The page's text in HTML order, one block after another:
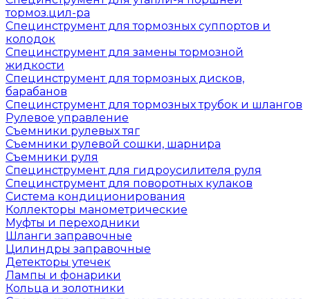
тормоз.цил-ра
Специнструмент для тормозных суппортов и
колодок
Специнструмент для замены тормозной
жидкости
Специнструмент для тормозных дисков,
барабанов
Специнструмент для тормозных трубок и шлангов
Рулевое управление
Съемники рулевых тяг
Съемники рулевой сошки, шарнира
Съемники руля
Специнструмент для гидроусилителя руля
Специнструмент для поворотных кулаков
Система кондиционирования
Коллекторы манометрические
Муфты и переходники
Шланги заправочные
Цилиндры заправочные
Детекторы утечек
Лампы и фонарики
Кольца и золотники